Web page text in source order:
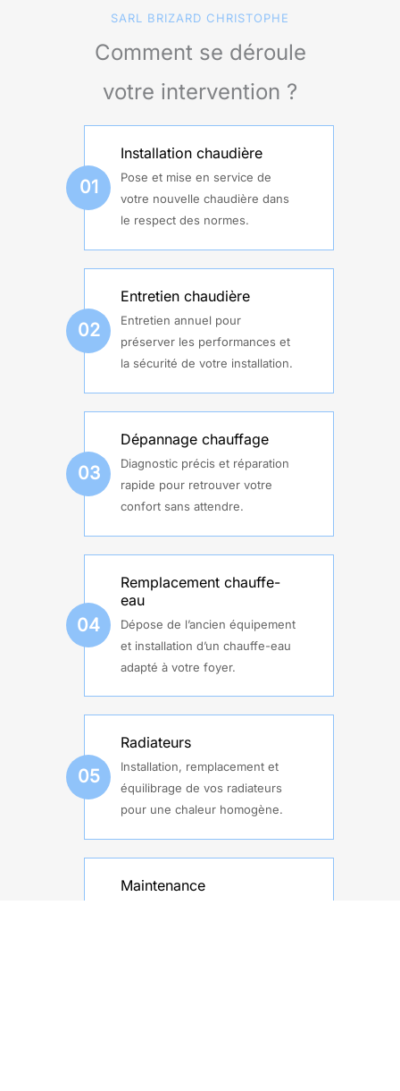
SARL BRIZARD CHRISTOPHE
Comment se déroule
votre intervention ?
01
Installation chaudière
Pose et mise en service de
votre nouvelle chaudière dans
le respect des normes.
02
Entretien chaudière
Entretien annuel pour
préserver les performances et
la sécurité de votre installation.
03
Dépannage chauffage
Diagnostic précis et réparation
rapide pour retrouver votre
confort sans attendre.
04
Remplacement chauffe-
eau
Dépose de l’ancien équipement
et installation d’un chauffe-eau
adapté à votre foyer.
05
Radiateurs
Installation, remplacement et
équilibrage de vos radiateurs
pour une chaleur homogène.
Maintenance